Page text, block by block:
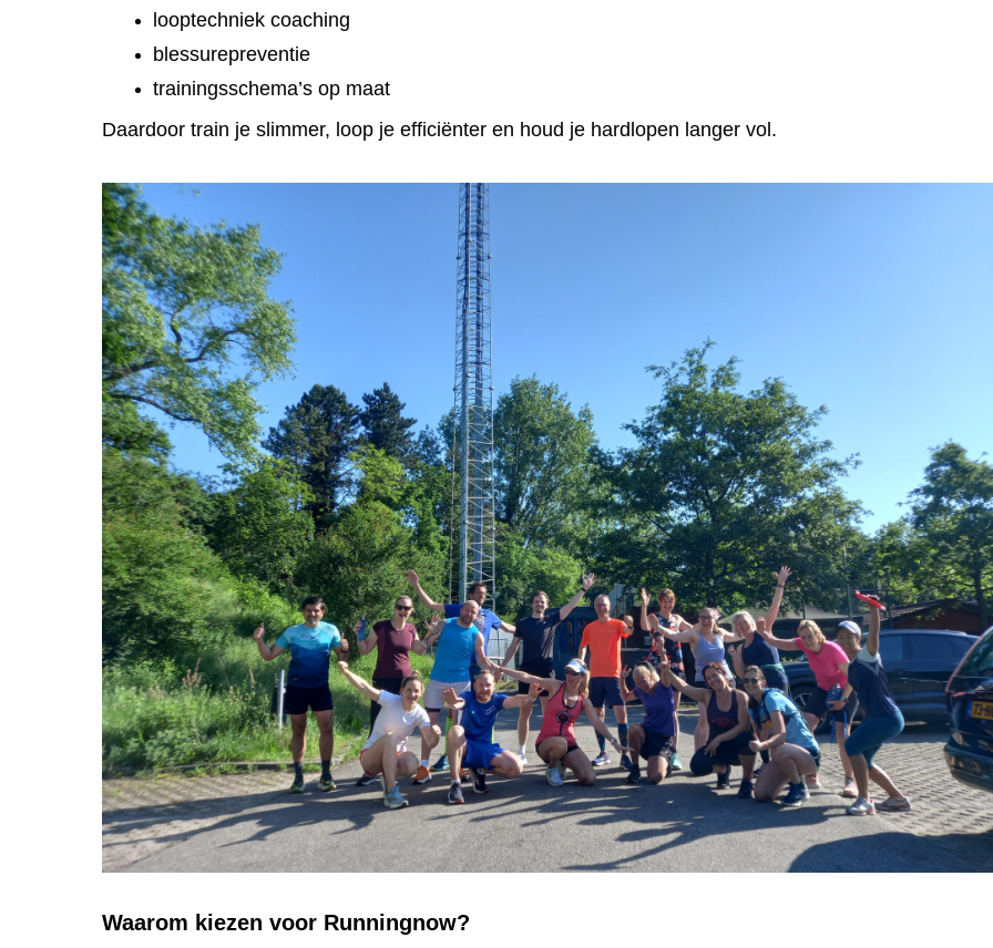
looptechniek coaching
blessurepreventie
trainingsschema’s op maat
Daardoor train je slimmer, loop je efficiënter en houd je hardlopen langer vol.
Waarom kiezen voor Runningnow?